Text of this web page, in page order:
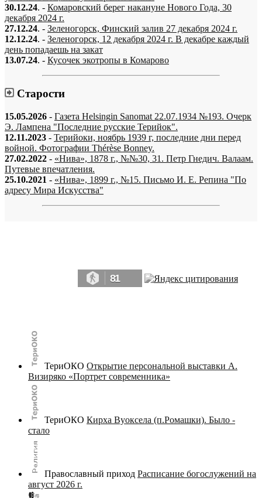
30.12.24. - Комаровский берег накануне Нового Года, 30
декабря 2024 г.
27.12.24. - Зеленогорск, Финский залив 27 декабря 2024 г.
12.12.24. - Зеленогорск, 12 декабря 2024 г. В декабре каждый
день попадаешь на закат
13.07.24. - Кусочек экотропы в Комарово
Старости
15.05.2026 - Газета Helsingin Sanomat 22.07.1934 №193. Очерк
Э. Лампена "Последние русские Терийок".
12.11.2023 - Терийоки, ноябрь 1939 г, последние дни перед
войной. Фотографии Thérèse Bonney.
27.02.2022 - «Нива», 1878 г., №№30, 31. Петр Гнедич. Валаам.
Путевые впечатления.
25.10.2021 - «Нива», 1899 г., №15. Письмо И. Е. Репина "По
адресу Мира Искусства"
81
ТериОКО Открытие персональной выставки А.
Визиряко «Портрет современника»
ТериОКО Кирха Вуоксела (п.Ромашки). Было -
стало
Православный приход Расписание богослужений на
август 2026 г.